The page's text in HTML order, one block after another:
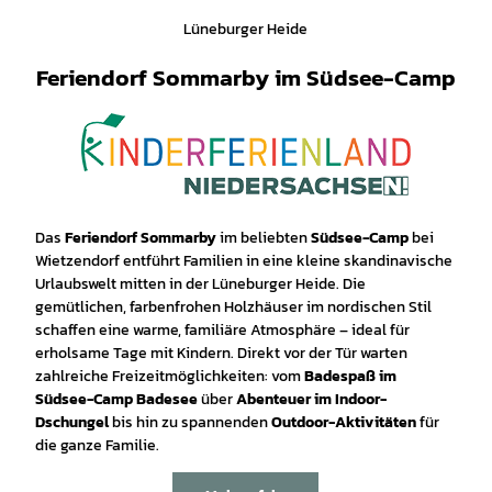
Lüneburger Heide
Feriendorf Sommarby im Südsee-Camp
DasFeriendorf Sommarbyim beliebtenSüdsee-Campbei
Wietzendorf entführt Familien in eine kleine skandinavische
Urlaubswelt mitten in der Lüneburger Heide. Die
gemütlichen, farbenfrohen Holzhäuser im nordischen Stil
schaffen eine warme, familiäre Atmosphäre – ideal für
erholsame Tage mit Kindern. Direkt vor der Tür warten
zahlreiche Freizeitmöglichkeiten: vomBadespaß im
Südsee-Camp BadeseeüberAbenteuer im Indoor-
Dschungelbis hin zu spannendenOutdoor-Aktivitätenfür
die ganze Familie.